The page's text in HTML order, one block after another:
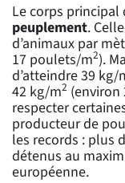
Le corps
peuplement.
d’animaux par
17 poulets/m2).
d’atteindre 39 kg/
42 kg/m2
respecter
producteur de
les records : plus
détenus au
européenne.